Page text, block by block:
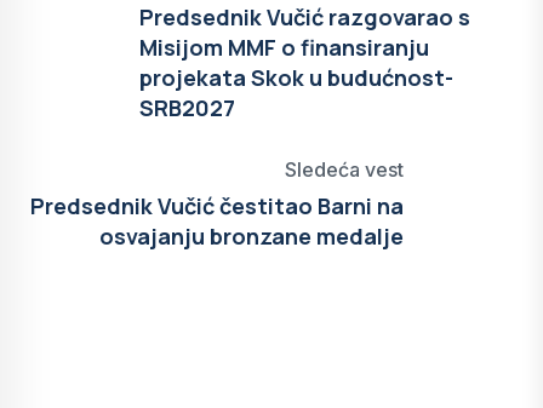
Predsednik Vučić razgovarao s
Misijom MMF o finansiranju
projekata Skok u budućnost-
SRB2027
Sledeća vest
Predsednik Vučić čestitao Barni na
osvajanju bronzane medalje